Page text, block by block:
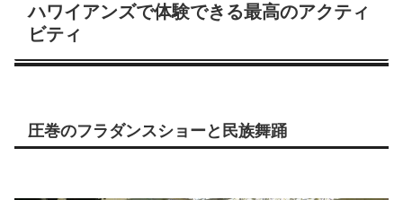
ハワイアンズで体験できる最高のアクティ
ビティ
圧巻のフラダンスショーと民族舞踊